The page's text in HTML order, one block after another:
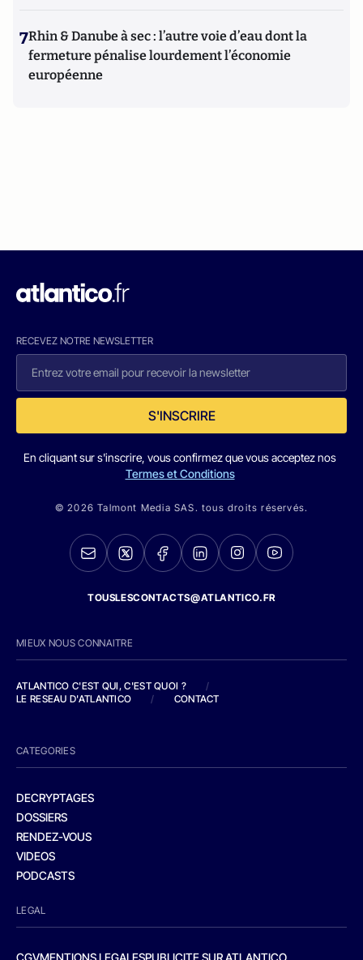
7Rhin & Danube à sec : l’autre voie d’eau dont la
fermeture pénalise lourdement l’économie
européenne
RECEVEZ NOTRE NEWSLETTER
S'INSCRIRE
En cliquant sur s'inscrire, vous confirmez que vous acceptez nos
Termes et Conditions
© 2026 Talmont Media SAS. tous droits réservés.
TOUSLESCONTACTS@ATLANTICO.FR
MIEUX NOUS CONNAITRE
ATLANTICO C'EST QUI, C'EST QUOI ?
/
LE RESEAU D'ATLANTICO
/ CONTACT
CATEGORIES
DECRYPTAGES
DOSSIERS
RENDEZ-VOUS
VIDEOS
PODCASTS
LEGAL
CGVMENTIONS LEGALESPUBLICITE SUR ATLANTICO